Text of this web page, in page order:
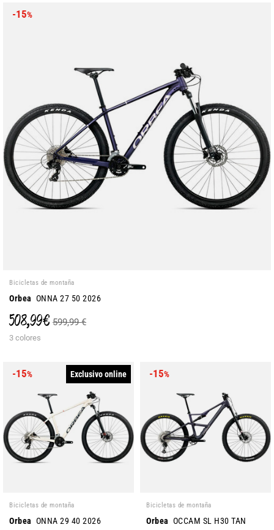
-15%
Bicicletas de montaña
Orbea ONNA 27 50 2026
508,99 € 599,99 €
3 colores
-15% Exclusivo online
Bicicletas de montaña
Orbea ONNA 29 40 2026
-15%
Bicicletas de montaña
Orbea OCCAM SL H30 TAN